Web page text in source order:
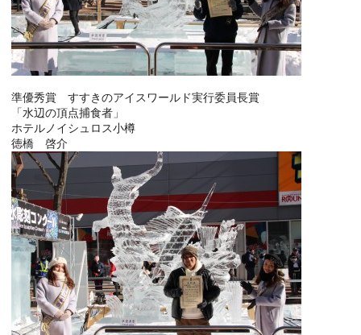
準優秀賞 すすきのアイスワールド実行委員長賞
「水辺の頂点捕食者」
ホテルノイシュロス小樽
徳橋 啓介